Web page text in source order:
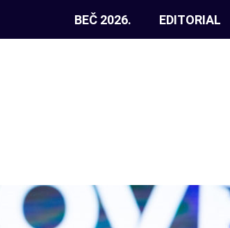
BEČ 2026. EDITORIAL